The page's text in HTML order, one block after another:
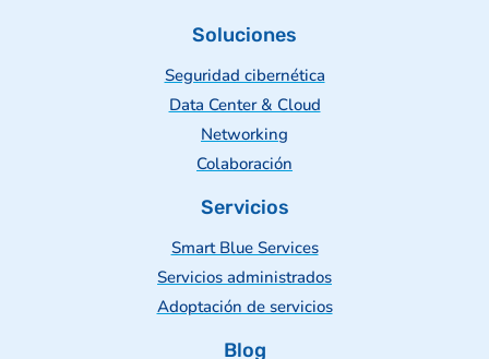
Soluciones
Seguridad cibernética
Data Center & Cloud
Networking
Colaboración
Servicios
Smart Blue Services
Servicios administrados
Adoptación de servicios
Blog